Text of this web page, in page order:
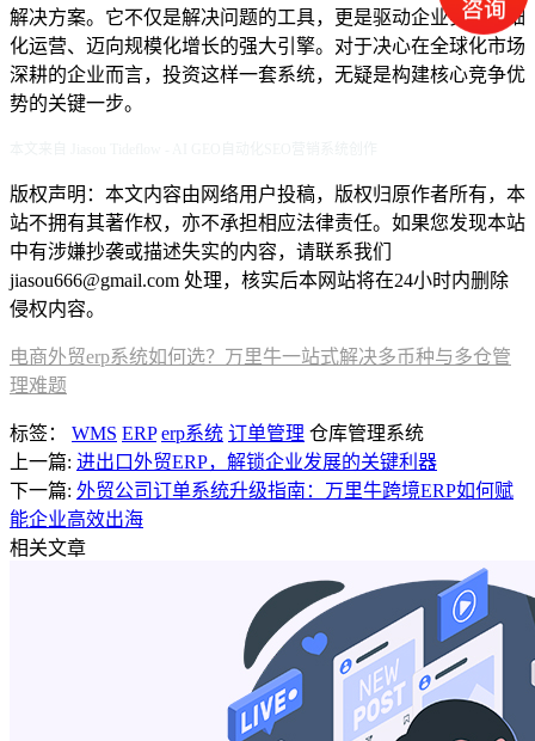
解决方案。它不仅是解决问题的工具，更是驱动企业实现精细
化运营、迈向规模化增长的强大引擎。对于决心在全球化市场
深耕的企业而言，投资这样一套系统，无疑是构建核心竞争优
势的关键一步。
版权声明：本文内容由网络用户投稿，版权归原作者所有，本
站不拥有其著作权，亦不承担相应法律责任。如果您发现本站
中有涉嫌抄袭或描述失实的内容，请联系我们
jiasou666@gmail.com 处理，核实后本网站将在24小时内删除
侵权内容。
电商外贸erp系统如何选？万里牛一站式解决多币种与多仓管
理难题
标签： WMS ERP erp系统 订单管理 仓库管理系统
上一篇: 进出口外贸ERP，解锁企业发展的关键利器
下一篇: 外贸公司订单系统升级指南：万里牛跨境ERP如何赋
能企业高效出海
相关文章